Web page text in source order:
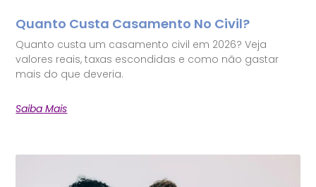
Quanto Custa Casamento No Civil?
Quanto custa um casamento civil em 2026? Veja
valores reais, taxas escondidas e como não gastar
mais do que deveria.
Saiba Mais